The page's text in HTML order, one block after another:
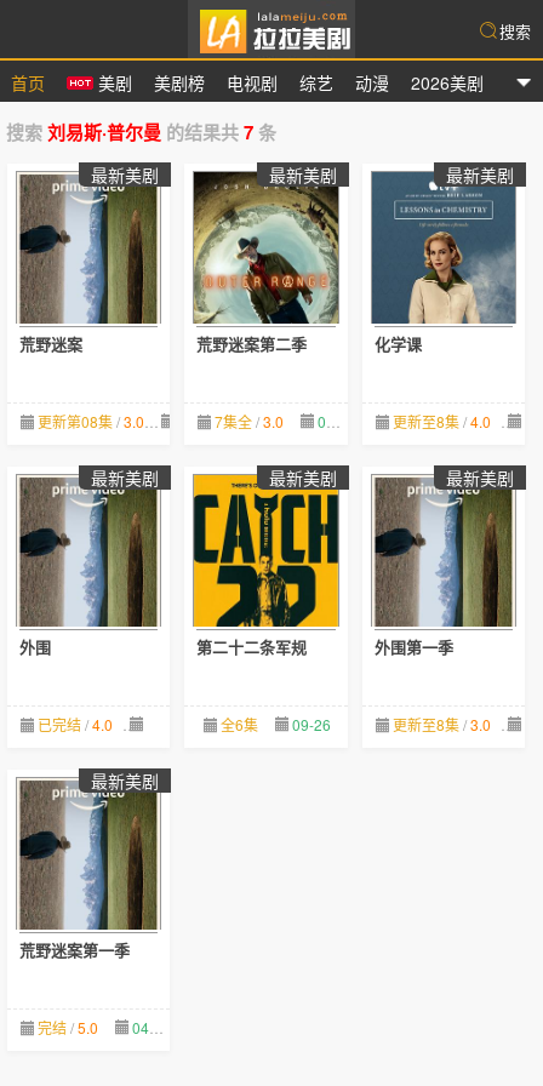
拉拉美剧
首页 美剧 美剧榜 电视剧 综艺 动漫 2026美剧
搜索
搜索刘易斯·普尔曼 的结果共7 条
最新美剧
荒野迷案
更新第08集/3.0 09-13
最新美剧
荒野迷案第二季
7集全/3.0 05-30
最新美剧
化学课
更新至8集/4.0
最新美剧
外围
已完结/4.0
最新美剧
第二十二条军规
全6集 09-26
最新美剧
外围第一季
更新至8集/3.0
最新美剧
荒野迷案第一季
完结/5.0 04-30